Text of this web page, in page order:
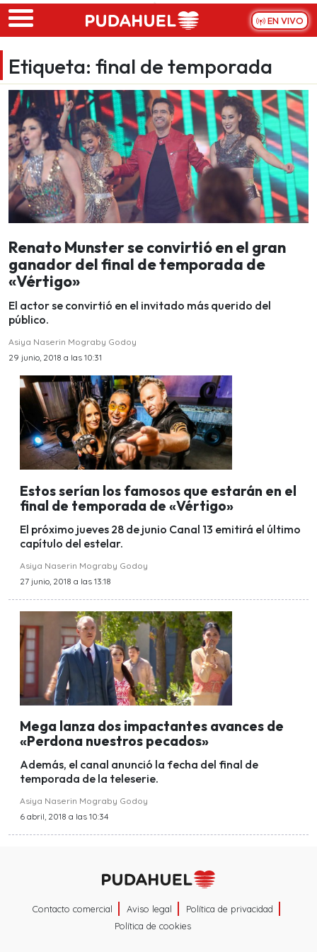
Skip to main content
EN VIVO
Etiqueta: final de temporada
Renato Munster se convirtió en el gran
ganador del final de temporada de
«Vértigo»
El actor se convirtió en el invitado más querido del
público.
Asiya Naserin Mograby Godoy
29 junio, 2018 a las 10:31
Estos serían los famosos que estarán en el
final de temporada de «Vértigo»
El próximo jueves 28 de junio Canal 13 emitirá el último
capítulo del estelar.
Asiya Naserin Mograby Godoy
27 junio, 2018 a las 13:18
Mega lanza dos impactantes avances de
«Perdona nuestros pecados»
Además, el canal anunció la fecha del final de
temporada de la teleserie.
Asiya Naserin Mograby Godoy
6 abril, 2018 a las 10:34
Contacto comercial Aviso legal
Política de privacidad
Política de cookies